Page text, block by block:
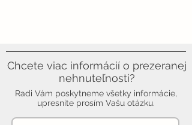
Chcete viac informácií o prezeranej
nehnuteľnosti?
Radi Vám poskytneme všetky informácie,
upresnite prosím Vašu otázku.